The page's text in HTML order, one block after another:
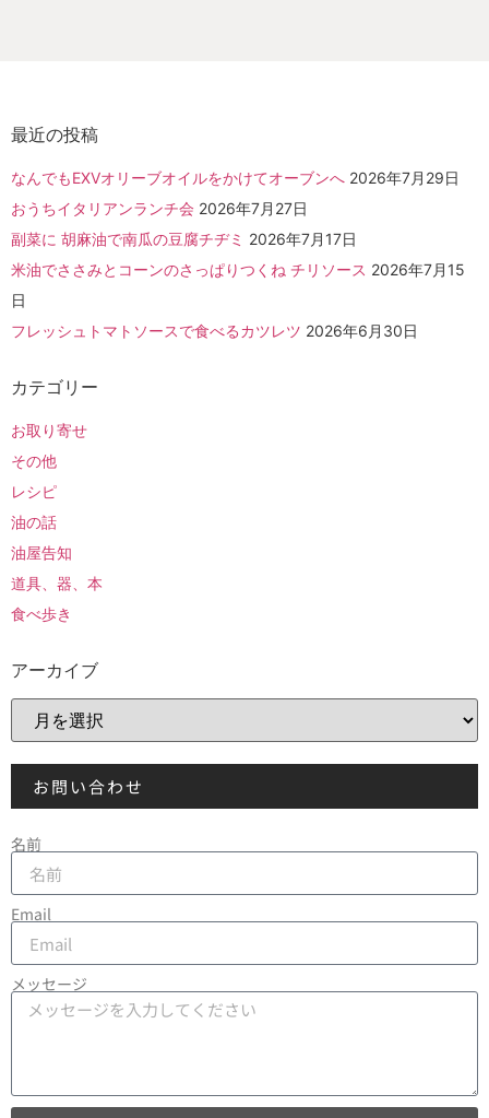
最近の投稿
なんでもEXVオリーブオイルをかけてオーブンへ 2026年7月29日
おうちイタリアンランチ会 2026年7月27日
副菜に 胡麻油で南瓜の豆腐チヂミ 2026年7月17日
米油でささみとコーンのさっぱりつくね チリソース 2026年7月15
日
フレッシュトマトソースで食べるカツレツ 2026年6月30日
カテゴリー
お取り寄せ
その他
レシピ
油の話
油屋告知
道具、器、本
食べ歩き
アーカイブ
お問い合わせ
名前
Email
メッセージ